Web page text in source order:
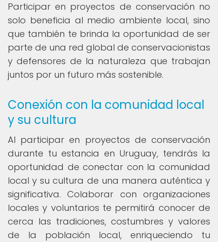
Participar en proyectos de conservación no
solo beneficia al medio ambiente local, sino
que también te brinda la oportunidad de ser
parte de una red global de conservacionistas
y defensores de la naturaleza que trabajan
juntos por un futuro más sostenible.
Conexión con la comunidad local
y su cultura
Al participar en proyectos de conservación
durante tu estancia en Uruguay, tendrás la
oportunidad de conectar con la comunidad
local y su cultura de una manera auténtica y
significativa. Colaborar con organizaciones
locales y voluntarios te permitirá conocer de
cerca las tradiciones, costumbres y valores
de la población local, enriqueciendo tu